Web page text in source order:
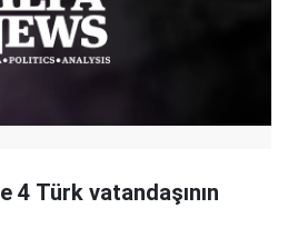
4 Türk vatandaşının